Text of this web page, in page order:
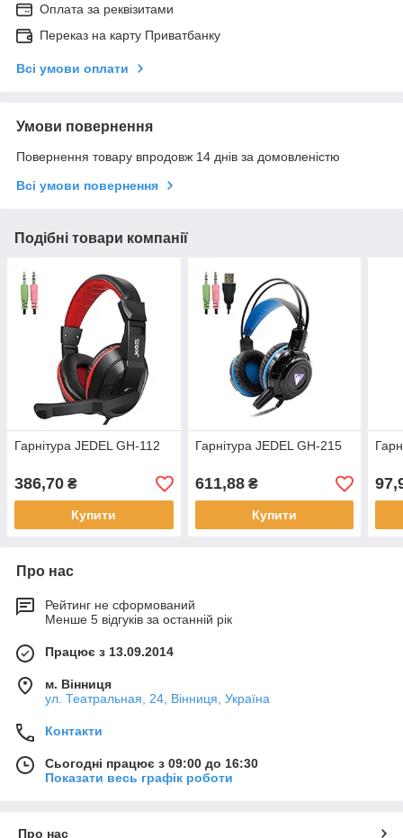
Оплата за реквізитами
Переказ на карту Приватбанку
Всі умови оплати
Умови повернення
Повернення товару впродовж 14 днів за домовленістю
Всі умови повернення
Подібні товари компанії
Гарнітура JEDEL GH-112
386,70 ₴
Купити
Гарнітура JEDEL GH-215
611,88₴
Купити
Про нас
Рейтинг не сформований
Менше 5 відгуків за останній рік
Працює з 13.09.2014
м. Вінниця
ул. Театральная, 24, Вінниця, Україна
Контакти
Сьогодні працює з 09:00 до 16:30
Показати весь графік роботи
Про нас